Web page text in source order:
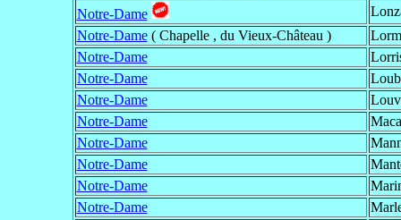
Notre-Dame
Notre-Dame( Chapelle , du Vieux-Château )
Notre-Dame
Notre-Dame
Notre-Dame
Notre-Dame
Notre-Dame
Notre-Dame
Notre-Dame
Notre-Dame